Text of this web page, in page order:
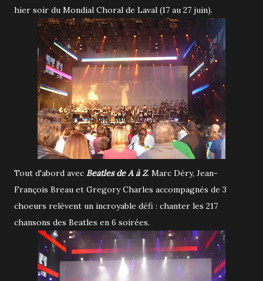
hier soir du Mondial Choral de Laval (17 au 27 juin).
Tout d'abord avec Beatles de A à Z. Marc Déry, Jean-
François Breau et Gregory Charles accompagnés de 3
choeurs relèvent un incroyable défi : chanter les 217
chansons des Beatles en 6 soirées.